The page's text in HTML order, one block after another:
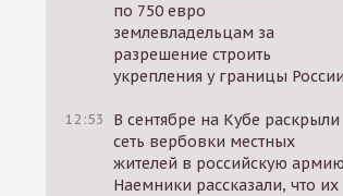
по 750 евро
землевладельцам за
разрешение строить
укрепления у границы России
12:53
В сентябре на Кубе раскрыли
сеть вербовки местных
жителей в российскую
Наемники рассказали, что их